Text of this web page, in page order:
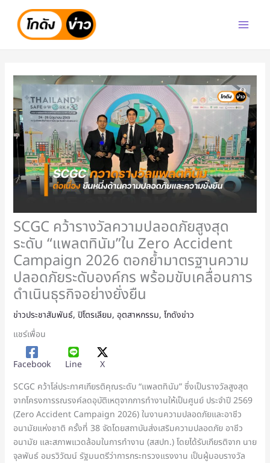
content
SCGC คว้ารางวัลความปลอดภัยสูงสุด
ระดับ “แพลตทินัม”ใน Zero Accident
Campaign 2026 ตอกย้ำมาตรฐานความ
ปลอดภัยระดับองค์กร พร้อมขับเคลื่อนการ
ดำเนินธุรกิจอย่างยั่งยืน
ข่าวประชาสัมพันธ์, ปิโตรเลียม, อุตสาหกรรม, โกดังข่าว
แชร์เพื่อน
Facebook Line
X
SCGC คว้าโล่ประกาศเกียรติคุณระดับ “แพลตทินัม” ซึ่งเป็นรางวัลสูงสุด
จากโครงการรณรงค์ลดอุบัติเหตุจากการทำงานให้เป็นศูนย์ ประจำปี 2569
(Zero Accident Campaign 2026) ในงานความปลอดภัยและอาชีว
อนามัยแห่งชาติ ครั้งที่ 38 จัดโดยสถาบันส่งเสริมความปลอดภัย อาชีว
อนามัย และสภาพแวดล้อมในการทำงาน (สสปท.) โดยได้รับเกียรติจาก นาย
จุลพันธ์ อมรวิวัฒน์ รัฐมนตรีว่าการกระทรวงแรงงาน เป็นผู้มอบรางวัล